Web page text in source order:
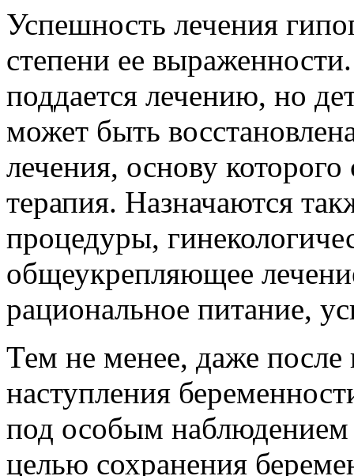
Успешность лечения
степени ее
поддается лечению, но
может быть
лечения, основу которого
терапия. Назначаются
процедуры,
общеукрепляющее
рациональное питание,
Тем не менее, даже после
наступления
под особым наблюдением
целью сохранения